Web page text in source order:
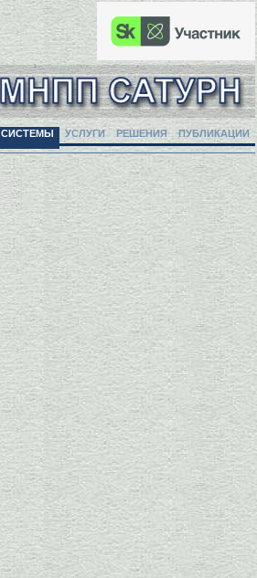
СИСТЕМЫ УСЛУГИ РЕШЕНИЯ ПУБЛИКАЦИИ